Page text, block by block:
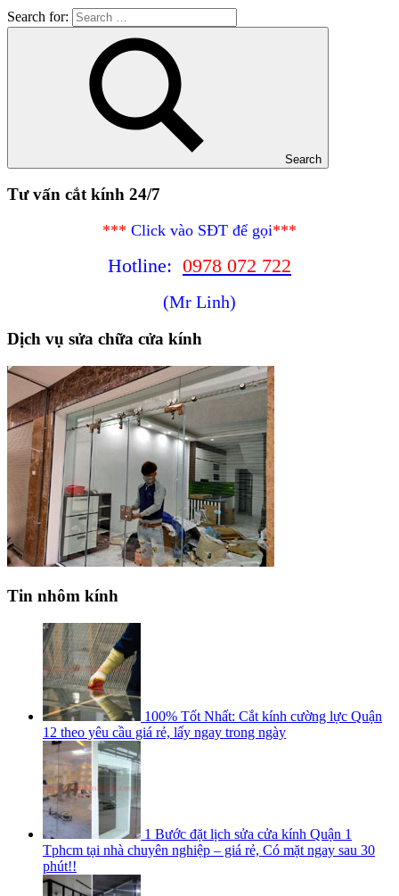
Search for:
Search
Tư vấn cắt kính 24/7
*** Click vào SĐT để gọi***
Hotline: 0978 072 722
(Mr Linh)
Dịch vụ sửa chữa cửa kính
Tin nhôm kính
100% Tốt Nhất: Cắt kính cường lực Quận
12 theo yêu cầu giá rẻ, lấy ngay trong ngày
1 Bước đặt lịch sửa cửa kính Quận 1
Tphcm tại nhà chuyên nghiệp – giá rẻ, Có mặt ngay sau 30
phút!!